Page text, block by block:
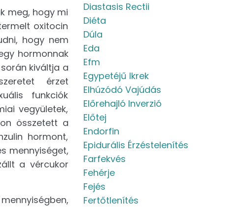
meg, hogy mi
oxitocin
hogy nem
hormonnak
kiváltja a
érzet
funkciók
vegyületek,
összetett a
hormont,
mennyiséget,
a vércukor
Diastasis Rectii
Diéta
Dúla
Eda
Efm
Egypetéjű Ikrek
Elhúzódó Vajúdás
Előrehajló Inverzió
Előtej
Endorfin
Epidurális Érzéstelenítés
Farfekvés
Fehérje
Fejés
Fertőtlenítés